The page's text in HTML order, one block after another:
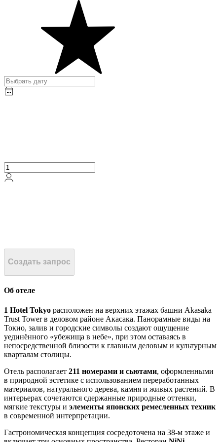
Создать запрос
Об отеле
1 Hotel Tokyo расположен на верхних этажах башни Akasaka
Trust Tower в деловом районе Акасака. Панорамные виды на
Токио, залив и городские символы создают ощущение
уединённого «убежища в небе», при этом оставаясь в
непосредственной близости к главным деловым и культурным
кварталам столицы.
Отель располагает 211 номерами и сьютами, оформленными
в природной эстетике с использованием переработанных
материалов, натурального дерева, камня и живых растений. В
интерьерах сочетаются сдержанные природные оттенки,
мягкие текстуры и элементы японских ремесленных техник
в современной интерпретации.
Гастрономическая концепция сосредоточена на 38-м этаже и